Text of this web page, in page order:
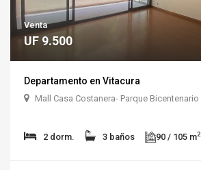
Venta
UF 9.500
Departamento en Vitacura
Mall Casa Costanera- Parque Bicentenario
2 dorm. 3 baños 90 / 105 m2